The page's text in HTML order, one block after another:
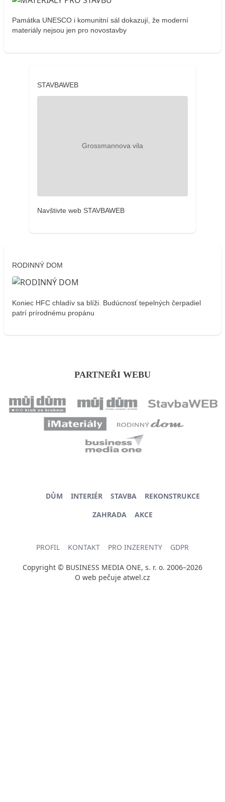
Památka UNESCO i komunitní sál dokazují, že moderní
materiály nejsou jen pro novostavby
STAVBAWEB
Navštivte web STAVBAWEB
RODINNÝ DOM
Koniec HFC chladív sa blíži. Budúcnosť tepelných čerpadiel
patrí prírodnému propánu
PARTNEŘI WEBU
DŮM INTERIÉR STAVBA
REKONSTRUKCE
ZAHRADA
AKCE
PROFIL KONTAKT PRO INZERENTY GDPR
Copyright © BUSINESS MEDIA ONE, s. r. o. 2006–2026